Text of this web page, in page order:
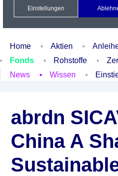
Xetra Realtime
Watchlist
Home Aktien
Fonds
Rohstoffe
News
Wissen
abrdn
China A
Einstellungen